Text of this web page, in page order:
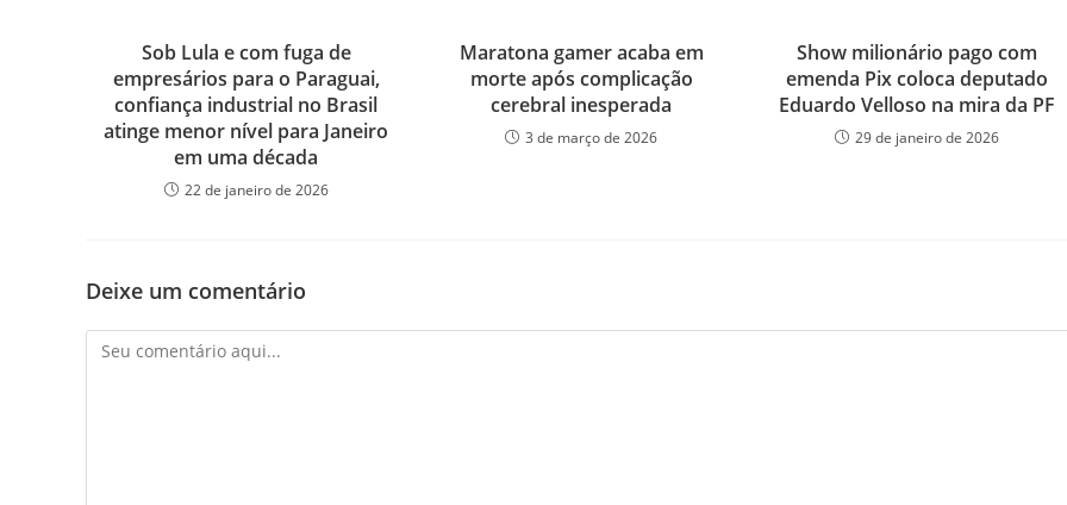
Sob Lula e com fuga de
empresários para o Paraguai,
confiança industrial no Brasil
atinge menor nível para Janeiro
em uma década
22 de janeiro de 2026
Maratona gamer acaba em
morte após complicação
cerebral inesperada
3 de março de 2026
Show milionário pago com
emenda Pix coloca deputado
Eduardo Velloso na mira da PF
29 de janeiro de 2026
Deixe um comentário
Comentário